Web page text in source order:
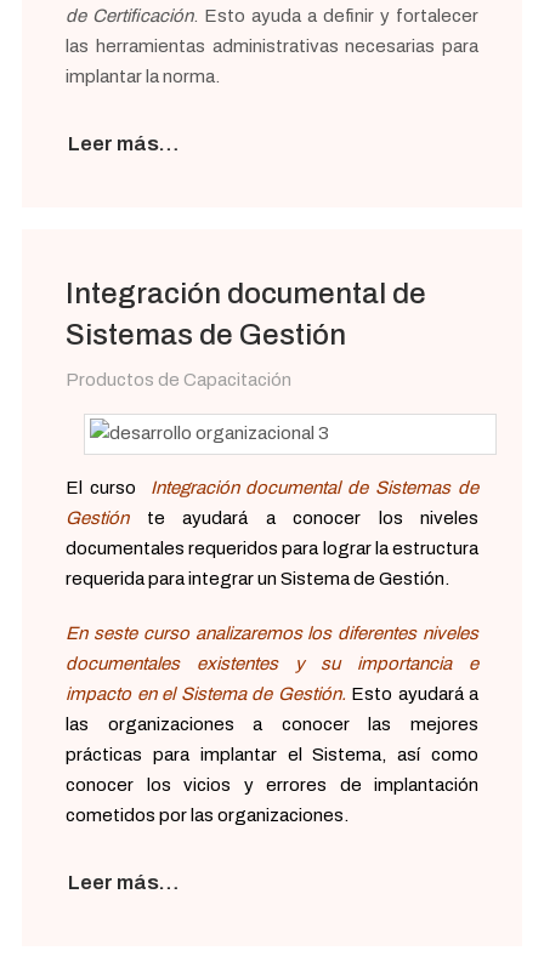
de Certificación. Esto ayuda a definir y fortalecer
las herramientas administrativas necesarias para
implantar la norma.
Leer más…
Integración documental de
Sistemas de Gestión
Productos de Capacitación
El curso Integración documental de Sistemas de
Gestiónte ayudará a conocer los niveles
documentales requeridos para lograr la estructura
requerida para integrar un Sistema de Gestión.
En seste curso analizaremos los diferentes niveles
documentales existentes y su importancia e
impacto en el Sistema de Gestión. Esto ayudará a
las organizaciones a conocer las mejores
prácticas para implantar el Sistema, así como
conocer los vicios y errores de implantación
cometidos por las organizaciones.
Leer más…